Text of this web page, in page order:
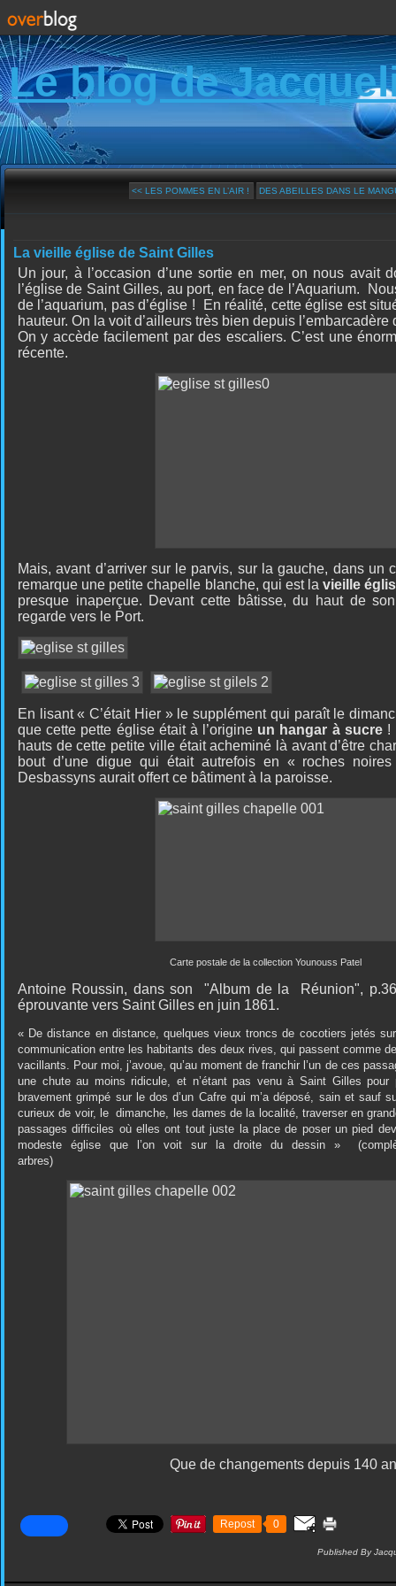
Le blog de
<< LES POMMES EN L’AIR ! DES ABEILLES DANS LE
La vieille église de Saint Gilles
Un jour, à l’occasion d’une sortie en mer, on nous avait
l’église de Saint Gilles, au port, en face de l’Aquarium.
de l’aquarium, pas d’église !
En réalité, cette église est
hauteur. On la voit d’ailleurs très bien depuis
On y accède facilement par des escaliers. C’est une
récente.
Mais, avant d’arriver sur le parvis, sur la gauche, dans un
remarque une petite chapelle blanche, qui est lavieille
presque inaperçue. Devant cette bâtisse, du haut de
regarde vers le Port.
En lisant « C’était Hier » le supplément qui paraît le
que cette pette église était à l’origine un hangar à sucre !
hauts de cette petite ville était acheminé là avant d’être
bout d’une digue qui était autrefois en « roches
Desbassyns aurait offert ce bâtiment à la paroisse.
Carte postale de la collection Younouss Patel
Antoine Roussin, dans son "Album de la
Réunion",
éprouvante vers Saint Gilles en juin 1861.
« De distance en distance, quelques vieux troncs de cocotiers jetés
communication entre les habitants des deux rives, qui passent comme
vacillants. Pour moi, j’avoue, qu’au moment de franchir l’un de ces
une chute au moins ridicule, et n’étant pas venu à Saint Gilles pour
bravement grimpé sur le dos d’un Cafre qui m’a déposé, sain et sauf
curieux de voir, le dimanche, les dames de la localité, traverser en
passages difficiles où elles ont tout juste la place de poser un pied
modeste église que l’on voit sur la droite du dessin »
arbres)
Que de changements depuis 140
Repost 0
Published By